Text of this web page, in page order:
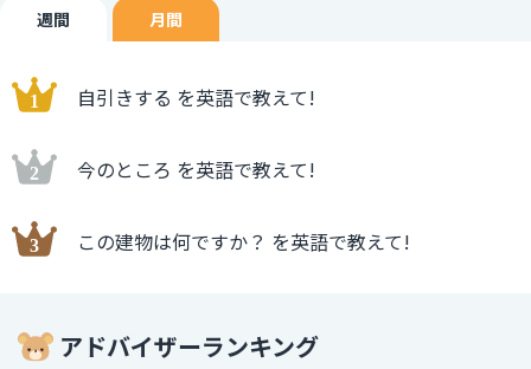
週間 月間
自引きする を英語で教えて!
今のところ を英語で教えて!
この建物は何ですか？ を英語で教えて!
アドバイザーランキング